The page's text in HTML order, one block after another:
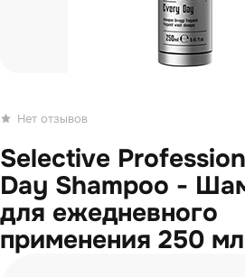
Нет отзывов
Selective
Day Shampoo -
для ежедневного
применения 250 мл